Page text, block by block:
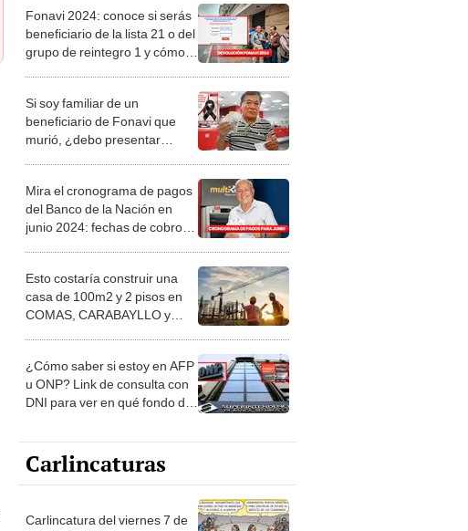
Fonavi 2024: conoce si serás
beneficiario de la lista 21 o del
grupo de reintegro 1 y cómo
Si soy familiar de un
beneficiario de Fonavi que
murió, ¿debo presentar
Mira el cronograma de pagos
del Banco de la Nación en
junio 2024: fechas de cobro
Esto costaría construir una
casa de 100m2 y 2 pisos en
COMAS, CARABAYLLO y
¿Cómo saber si estoy en AFP
u ONP? Link de consulta con
DNI para ver en qué fondo de
Carlincaturas
Carlincatura del viernes 7 de